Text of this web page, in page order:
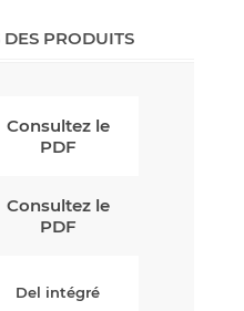
PRODUITS
Consultez le
PDF
Consultez le
PDF
Del intégré